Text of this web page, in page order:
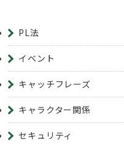
PL法
イベント
キャッチフレーズ
キャラクター関係
セキュリティ